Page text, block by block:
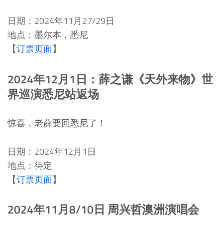
日期：2024年11月27/29日
地点：墨尔本，悉尼
【订票页面】
2024年12月1日：薛之谦《天外来物》世
界巡演悉尼站返场
惊喜，老薛要回悉尼了！
日期：2024年12月1日
地点：待定
【订票页面】
2024年11月8/10日 周兴哲澳洲演唱会